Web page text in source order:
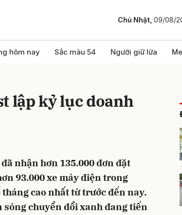
Chủ Nhật, 09/08/
hôm nay Sắc màu 54 Người giữ lửa
lập kỷ lục doanh
nhận hơn 135.000 đơn đặt
93.000 xe máy điện trong
cao nhất từ trước đến nay.
sóng chuyển đổi xanh đang tiến